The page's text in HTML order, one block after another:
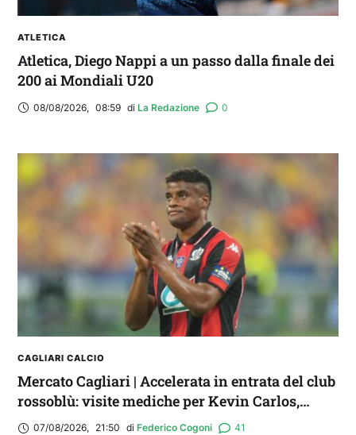
ATLETICA
Atletica, Diego Nappi a un passo dalla finale dei
200 ai Mondiali U20
08/08/2026, 08:59 di La Redazione 0
CAGLIARI CALCIO
Mercato Cagliari | Accelerata in entrata del club
rossoblù: visite mediche per Kevin Carlos,
Maldini e Aurelio
07/08/2026, 21:50 di Federico Cogoni 41